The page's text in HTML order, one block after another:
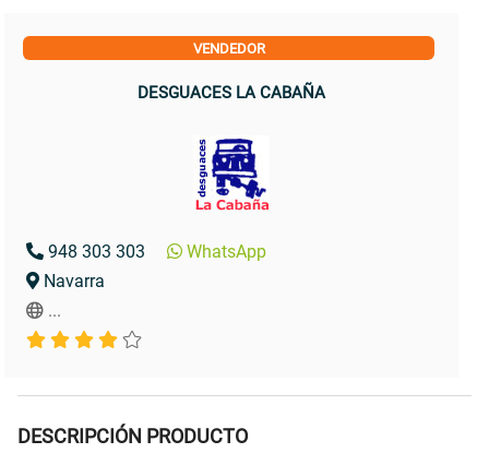
VENDEDOR
DESGUACES LA CABAÑA
948 303 303
WhatsApp
Navarra
...
DESCRIPCIÓN PRODUCTO